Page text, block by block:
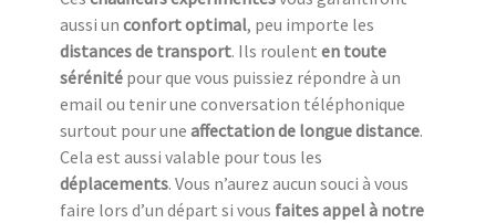
aussi un confort optimal, peu importe les
distances de transport. Ils roulent en toute
sérénité pour que vous puissiez répondre à un
email ou tenir une conversation téléphonique
surtout pour une affectation de longue distance.
Cela est aussi valable pour tous les
déplacements. Vous n’aurez aucun souci à vous
faire lors d’un départ si vous faites appel à notre